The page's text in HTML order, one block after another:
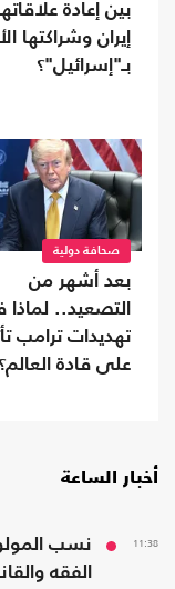
بين إعادة
إيران وشراكتها
بـ"إسرائيل"؟
صحافة دولية
بعد أشهر من
التصعيد..
تهديدات ترامب
على قادة العالم؟
أخبار الساعة
11:38
نسب
الفقه